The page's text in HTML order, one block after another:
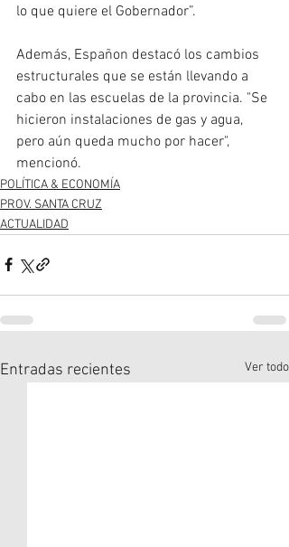
lo que quiere el Gobernador”.
Además, Españon destacó los cambios
estructurales que se están llevando a
cabo en las escuelas de la provincia. "Se
hicieron instalaciones de gas y agua,
pero aún queda mucho por hacer",
mencionó.
POLÍTICA & ECONOMÍA
PROV. SANTA CRUZ
ACTUALIDAD
Entradas recientes Ver todo